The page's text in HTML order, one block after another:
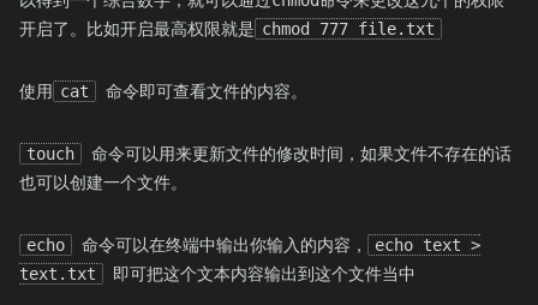
开启了。比如开启最高权限就是 chmod 777 file.txt
使用 cat 命令即可查看文件的内容。
touch
命令可以用来更新文件的修改时间，如果文件不存在的话
也可以创建一个文件。
echo 命令可以在终端中输出你输入的内容，
echo text >
text.txt
即可把这个文本内容输出到这个文件当中